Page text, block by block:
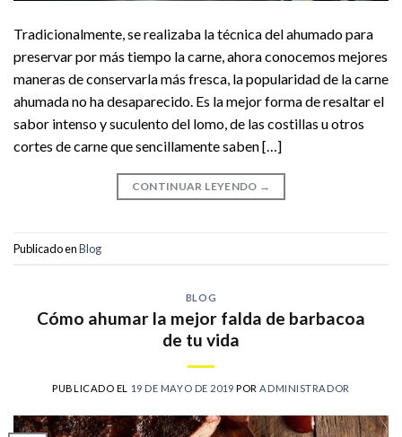
Tradicionalmente, se realizaba la técnica del ahumado para
preservar por más tiempo la carne, ahora conocemos mejores
maneras de conservarla más fresca, la popularidad de la carne
ahumada no ha desaparecido. Es la mejor forma de resaltar el
sabor intenso y suculento del lomo, de las costillas u otros
cortes de carne que sencillamente saben […]
CONTINUAR LEYENDO →
Publicado enBlog
BLOG
Cómo ahumar la mejor falda de barbacoa
de tu vida
PUBLICADO EL 19 DE MAYO DE 2019 PORADMINISTRADOR